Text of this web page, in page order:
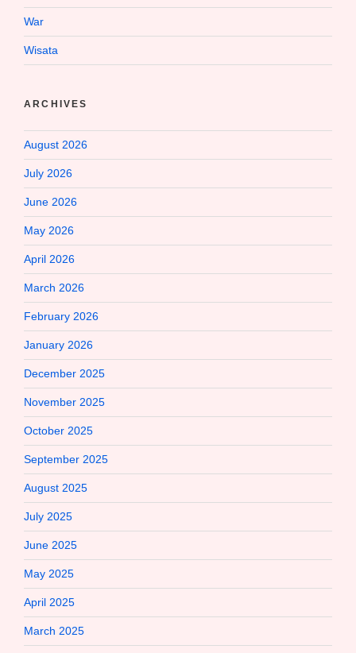
War
Wisata
ARCHIVES
August 2026
July 2026
June 2026
May 2026
April 2026
March 2026
February 2026
January 2026
December 2025
November 2025
October 2025
September 2025
August 2025
July 2025
June 2025
May 2025
April 2025
March 2025